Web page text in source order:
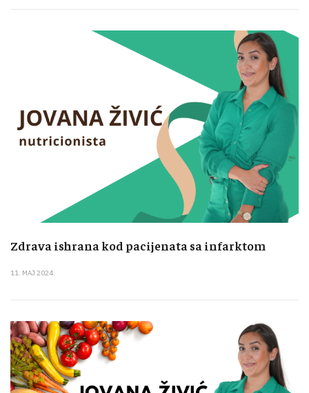
Zdrava ishrana kod pacijenata sa infarktom
11. MAJ 2024.